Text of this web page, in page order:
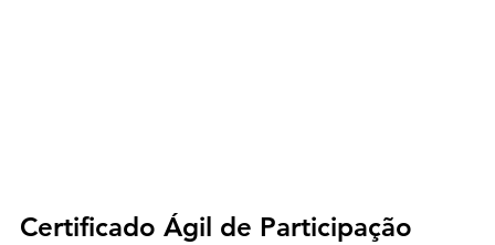
Certificado Ágil de Participação